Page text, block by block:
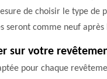
de choisir le type
seront comme neuf
sur votre
pour chaque